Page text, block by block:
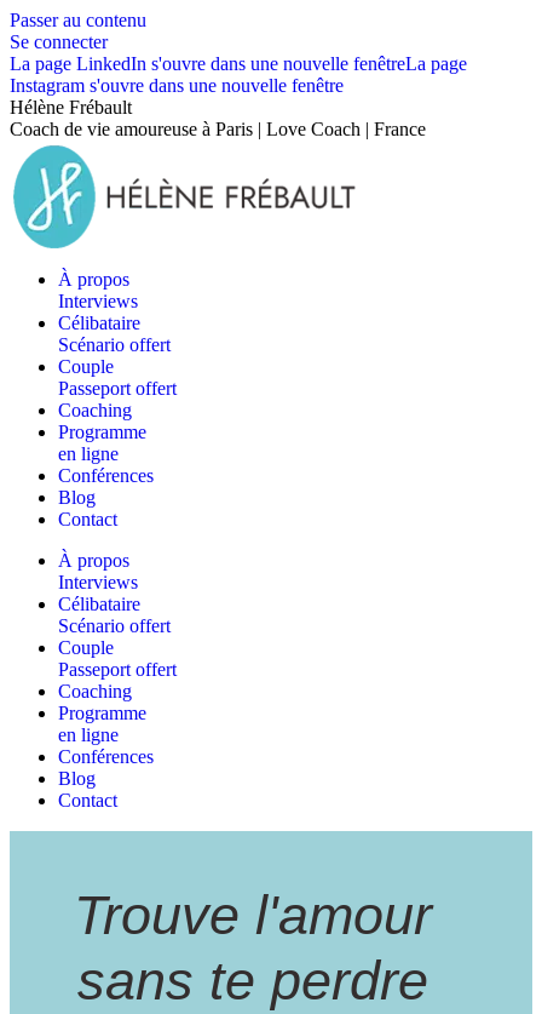
Passer au contenu
Se connecter
La page LinkedIn s'ouvre dans une nouvelle fenêtreLa page
Instagram s'ouvre dans une nouvelle fenêtre
Hélène Frébault
Coach de vie amoureuse à Paris | Love Coach | France
À propos
Interviews
Célibataire
Scénario offert
Couple
Passeport offert
Coaching
Programme
en ligne
Conférences
Blog
Contact
À propos
Interviews
Célibataire
Scénario offert
Couple
Passeport offert
Coaching
Programme
en ligne
Conférences
Blog
Contact
Trouve l'amour
sans te perdre